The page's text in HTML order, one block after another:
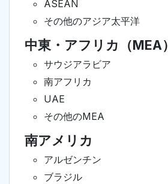
ASEAN
その他のアジア太平洋
中東・アフリカ（MEA）
サウジアラビア
南アフリカ
UAE
その他のMEA
南アメリカ
アルゼンチン
ブラジル